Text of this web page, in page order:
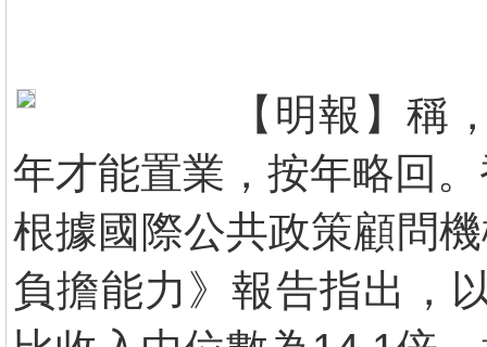
【明報】稱
年才能置業，按年略回
根據國際公共政策顧問
負擔能力》報告指出，